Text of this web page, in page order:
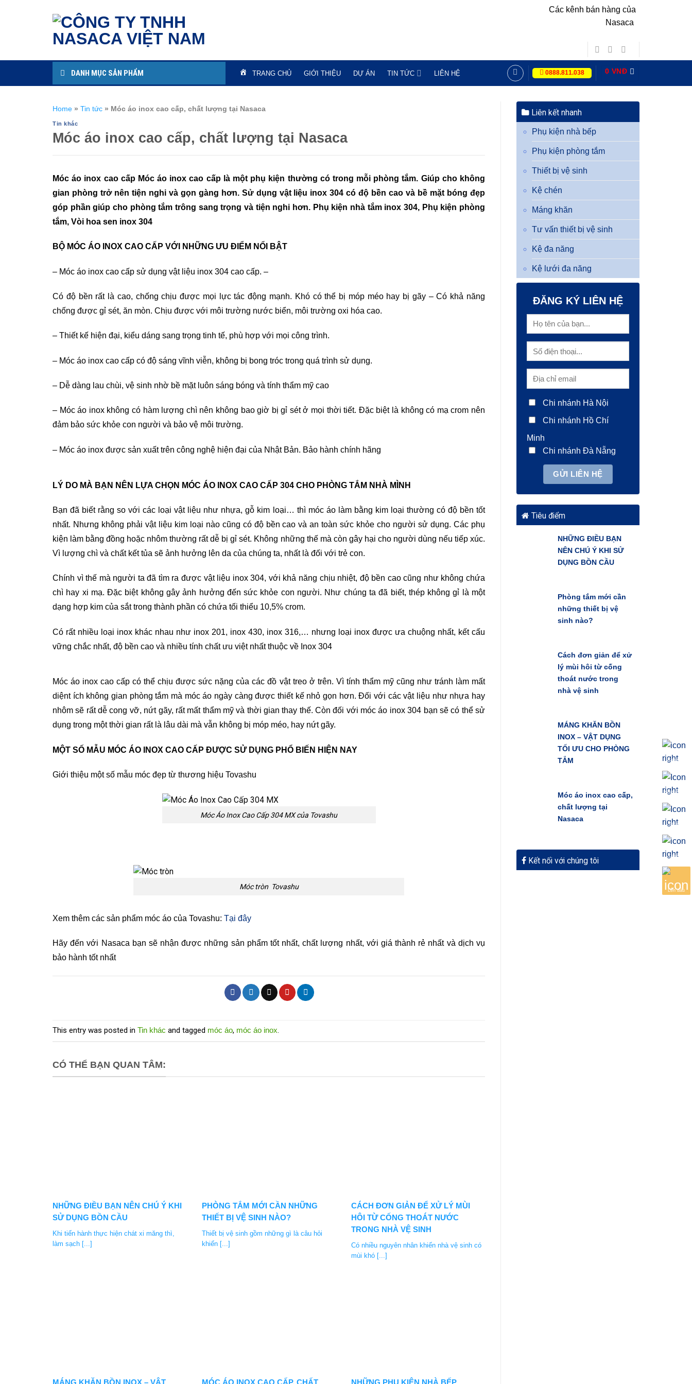
Các kênh bán hàng của
Nasaca
DANH MỤC SẢN PHẨM TRANG CHỦ GIỚI THIỆU DỰ ÁN TIN TỨC LIÊN HỆ 0888.811.038 0VNĐ
Home » Tin tức » Móc áo inox cao cấp, chất lượng tại Nasaca
Tin khác
Móc áo inox cao cấp, chất lượng tại Nasaca
Móc áo inox cao cấp Móc áo inox cao cấp là một phụ kiện thường có trong mỗi phòng tắm. Giúp cho không
gian phòng trở nên tiện nghi và gọn gàng hơn. Sử dụng vật liệu inox 304 có độ bền cao và bề mặt bóng đẹp
góp phần giúp cho phòng tắm trông sang trọng và tiện nghi hơn. Phụ kiện nhà tắm inox 304, Phụ kiện phòng
tắm, Vòi hoa sen inox 304
BỘ MÓC ÁO INOX CAO CẤP VỚI NHỮNG ƯU ĐIỂM NỔI BẬT
– Móc áo inox cao cấp sử dụng vật liệu inox 304 cao cấp. –
Có độ bền rất là cao, chống chịu được mọi lực tác động mạnh. Khó có thể bị móp méo hay bị gãy – Có khả năng
chống được gỉ sét, ăn mòn. Chịu được với môi trường nước biển, môi trường oxi hóa cao.
– Thiết kế hiện đại, kiểu dáng sang trọng tinh tế, phù hợp với mọi công trình.
– Móc áo inox cao cấp có độ sáng vĩnh viễn, không bị bong tróc trong quá trình sử dụng.
– Dễ dàng lau chùi, vệ sinh nhờ bề mặt luôn sáng bóng và tính thẩm mỹ cao
– Móc áo inox không có hàm lượng chì nên không bao giờ bị gỉ sét ở mọi thời tiết. Đặc biệt là không có mạ crom nên
đảm bảo sức khỏe con người và bảo vệ môi trường.
– Móc áo inox được sản xuất trên công nghệ hiện đại của Nhật Bản. Bảo hành chính hãng
LÝ DO MÀ BẠN NÊN LỰA CHỌN MÓC ÁO INOX CAO CẤP 304 CHO PHÒNG TẮM NHÀ MÌNH
Bạn đã biết rằng so với các loại vật liệu như nhựa, gỗ kim loại… thì móc áo làm bằng kim loại thường có độ bền tốt
nhất. Nhưng không phải vật liệu kim loại nào cũng có độ bền cao và an toàn sức khỏe cho người sử dụng. Các phụ
kiện làm bằng đồng hoặc nhôm thường rất dễ bị gỉ sét. Không những thế mà còn gây hại cho người dùng nếu tiếp xúc.
Vì lượng chì và chất kết tủa sẽ ảnh hưởng lên da của chúng ta, nhất là đối với trẻ con.
Chính vì thế mà người ta đã tìm ra được vật liệu inox 304, với khả năng chịu nhiệt, độ bền cao cũng như không chứa
chì hay xi mạ. Đặc biệt không gây ảnh hưởng đến sức khỏe con người. Như chúng ta đã biết, thép không gỉ là một
dạng hợp kim của sắt trong thành phần có chứa tối thiểu 10,5% crom.
Có rất nhiều loại inox khác nhau như inox 201, inox 430, inox 316,… nhưng loại inox được ưa chuộng nhất, kết cấu
vững chắc nhất, độ bền cao và nhiều tính chất ưu việt nhất thuộc về Inox 304
Móc áo inox cao cấp có thể chịu được sức nặng của các đồ vật treo ở trên. Vì tính thẩm mỹ cũng như tránh làm mất
diệnt ích không gian phòng tắm mà móc áo ngày càng được thiết kế nhỏ gọn hơn. Đối với các vật liệu như nhựa hay
nhôm sẽ rất dễ cong vỡ, nứt gãy, rất mất thẩm mỹ và thời gian thay thế. Còn đối với móc áo inox 304 bạn sẽ có thể sử
dụng trong một thời gian rất là lâu dài mà vẫn không bị móp méo, hay nứt gãy.
MỘT SỐ MẪU MÓC ÁO INOX CAO CẤP ĐƯỢC SỬ DỤNG PHỔ BIẾN HIỆN NAY
Giới thiệu một số mẫu móc đẹp từ thương hiệu Tovashu
Móc Áo Inox Cao Cấp 304 MX của Tovashu
Móc tròn Tovashu
Xem thêm các sản phẩm móc áo của Tovashu: Tại đây
Hãy đến với Nasaca bạn sẽ nhận được những sản phẩm tốt nhất, chất lượng nhất, với giá thành rẻ nhất và dịch vụ
bảo hành tốt nhất
This entry was posted in Tin khác and tagged móc áo, móc áo inox.
CÓ THỂ BẠN QUAN TÂM:
NHỮNG ĐIỀU BẠN NÊN CHÚ Ý KHI
SỬ DỤNG BỒN CẦU
Khi tiến hành thực hiện chát xi măng thì,
làm sạch [...]
PHÒNG TẮM MỚI CẦN NHỮNG
THIẾT BỊ VỆ SINH NÀO?
Thiết bị vệ sinh gồm những gì là câu hỏi
khiến [...]
CÁCH ĐƠN GIẢN ĐỂ XỬ LÝ MÙI
HÔI TỪ CỐNG THOÁT NƯỚC
TRONG NHÀ VỆ SINH
Có nhiều nguyên nhân khiến nhà vệ sinh có
mùi khó [...]
Liên kết nhanh
Phụ kiện nhà bếp
Phụ kiện phòng tắm
Thiết bị vệ sinh
Kệ chén
Máng khăn
Tư vấn thiết bị vệ sinh
Kệ đa năng
Kệ lưới đa năng
ĐĂNG KÝ LIÊN HỆ
Chi nhánh Hà Nội
Chi nhánh Hồ Chí
Minh
Chi nhánh Đà Nẵng
Tiêu điểm
NHỮNG ĐIỀU BẠN
NÊN CHÚ Ý KHI SỬ
DỤNG BỒN CẦU
Phòng tắm mới cần
những thiết bị vệ
sinh nào?
Cách đơn giản để xử
lý mùi hôi từ cống
thoát nước trong
nhà vệ sinh
MÁNG KHĂN BỒN
INOX – VẬT DỤNG
TỐI ƯU CHO PHÒNG
TẮM
Móc áo inox cao cấp,
chất lượng tại
Nasaca
Kết nối với chúng tôi
Bảng giá
Khuyến mãi
Tư vấn
Liên hệ
Lên đầu